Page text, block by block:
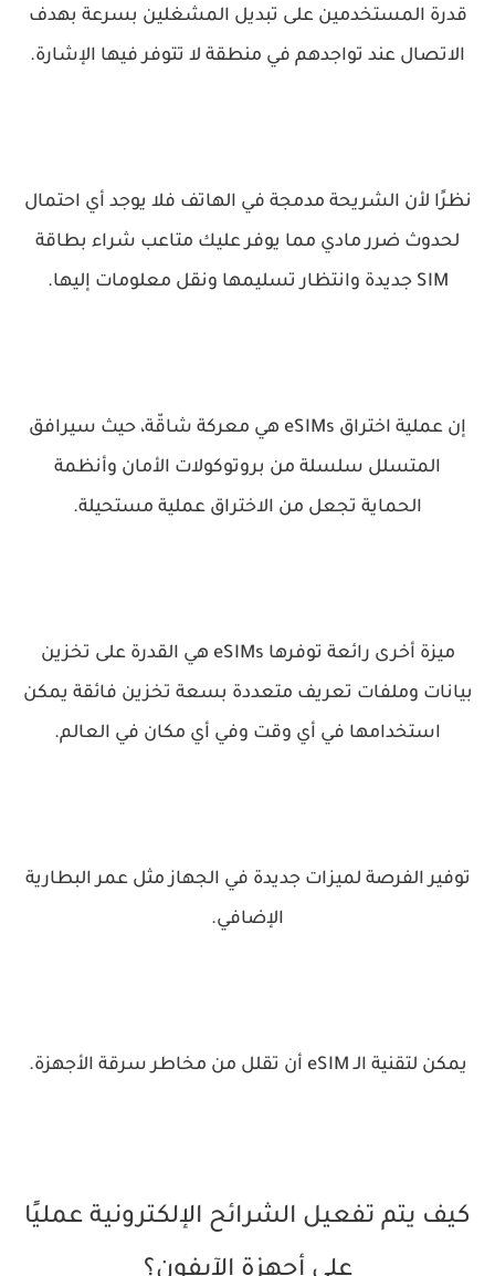
قدرة المستخدمين على تبديل المشغلين بسرعة بهدف
الاتصال عند تواجدهم في منطقة لا تتوفر فيها الإشارة.
نظرًا لأن الشريحة مدمجة في الهاتف فلا يوجد أي احتمال
لحدوث ضرر مادي مما يوفر عليك متاعب شراء بطاقة
SIM جديدة وانتظار تسليمها ونقل معلومات إليها.
إن عملية اختراق eSIMs هي معركة شاقّة، حيث سيرافق
المتسلل سلسلة من بروتوكولات الأمان وأنظمة
الحماية تجعل من الاختراق عملية مستحيلة.
ميزة أخرى رائعة توفرها eSIMs هي القدرة على تخزين
بيانات وملفات تعريف متعددة بسعة تخزين فائقة يمكن
استخدامها في أي وقت وفي أي مكان في العالم.
توفير الفرصة لميزات جديدة في الجهاز مثل عمر البطارية
الإضافي.
يمكن لتقنية الـ eSIM أن تقلل من مخاطر سرقة الأجهزة.
كيف يتم تفعيل الشرائح الإلكترونية عمليًا